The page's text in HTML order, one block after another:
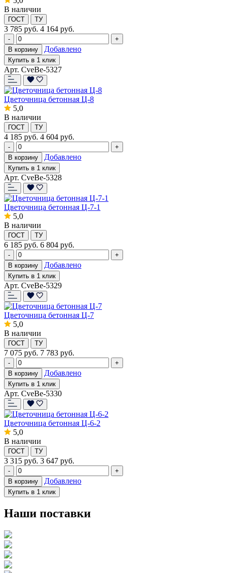
В наличии
ГОСТ ТУ
3 785 руб. 4 164 руб.
-
+
В корзину
Добавлено
Купить в 1 клик
Арт. CveBe-5327
Цветочница бетонная Ц-8
5,0
В наличии
ГОСТ ТУ
4 185 руб. 4 604 руб.
-
+
В корзину
Добавлено
Купить в 1 клик
Арт. CveBe-5328
Цветочница бетонная Ц-7-1
5,0
В наличии
ГОСТ ТУ
6 185 руб. 6 804 руб.
-
+
В корзину
Добавлено
Купить в 1 клик
Арт. CveBe-5329
Цветочница бетонная Ц-7
5,0
В наличии
ГОСТ ТУ
7 075 руб. 7 783 руб.
-
+
В корзину
Добавлено
Купить в 1 клик
Арт. CveBe-5330
Цветочница бетонная Ц-6-2
5,0
В наличии
ГОСТ ТУ
3 315 руб. 3 647 руб.
-
+
В корзину
Добавлено
Купить в 1 клик
Наши поставки